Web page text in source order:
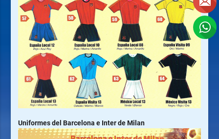
Uniformes del Barcelona e Inter de Milan